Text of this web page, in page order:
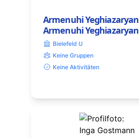
Armenuhi Yeghiazaryan
Armenuhi Yeghiazaryan
Bielefeld U
Keine Gruppen
Keine Aktivitäten